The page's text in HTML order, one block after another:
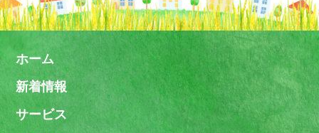
ホーム
新着情報
サービス